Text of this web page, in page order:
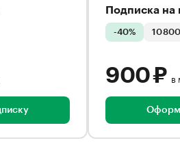
Подписка на
-40% 10
900 ₽ в